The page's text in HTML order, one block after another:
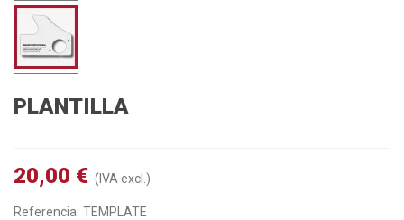
PLANTILLA
20,00 € (IVA excl.)
Referencia: TEMPLATE